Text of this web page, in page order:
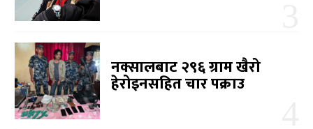
नक्सालबाट २९६ ग्राम खैरो
हेरोइनसहित चार पक्राउ